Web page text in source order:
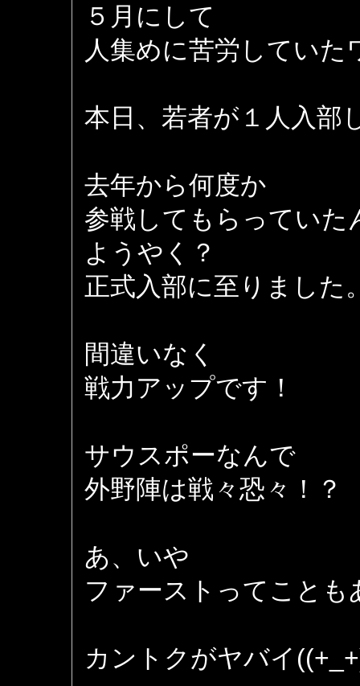
５月にして
人集めに苦労していた
本日、若者が１人入部
去年から何度か
参戦してもらっていた
ようやく？
正式入部に至りました
間違いなく
戦力アップです！
サウスポーなんで
外野陣は戦々恐々！？
あ、いや
ファーストってことも
カントクがヤバイ